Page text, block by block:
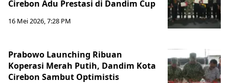
Cirebon Adu Prestasi di Dandim Cup
16 Mei 2026, 7:28 PM
Prabowo Launching Ribuan
Koperasi Merah Putih, Dandim Kota
Cirebon Sambut Optimistis